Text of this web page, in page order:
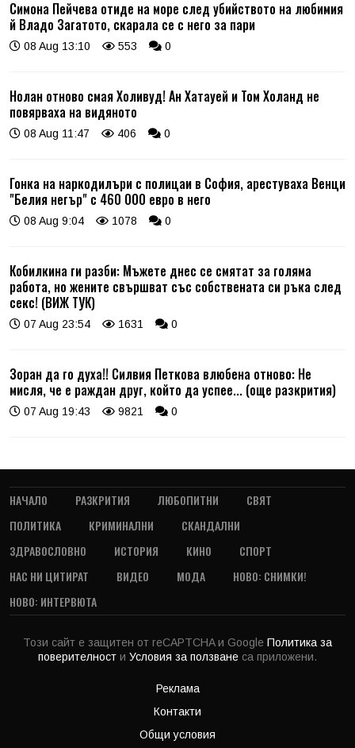
Симона Пейчева отиде на море след убийството на любимия
й Владо Загатото, скарала се с него за пари
08 Aug 13:10 553 0
Нолан отново смая Холивуд! Ан Хатауей и Том Холанд не
повярваха на видяното
08 Aug 11:47 406 0
Гонка на наркодилъри с полицаи в София, арестуваха Венци
"Белия негър" с 460 000 евро в него
08 Aug 9:04 1078 0
Кобилкина ги разби: Мъжете днес се смятат за голяма
работа, но жените свършват със собствената си ръка след
секс! (ВИЖ ТУК)
07 Aug 23:54 1631 0
Зоран да го духа!! Силвия Петкова влюбена отново: Не
мисля, че е раждан друг, който да успее... (още разкрития)
07 Aug 19:43 9821 0
НАЧАЛО РАЗКРИТИЯ ЛЮБОПИТНИ
СВЯТ
ПОЛИТИКА
КРИМИНАЛНИ
СКАНДАЛНИ
ЗДРАВОСЛОВНО
ИСТОРИЯ КИНО
СПОРТ
НАС НИ ЦИТИРАТ
ВИДЕО МОДА
НОВО: СНИМКИ!
НОВО: ИНТЕРВЮТА
Този сайт е защитен от reCAPTCHA и Google Политика за
поверителност и Условия за ползване са приложени.
Реклама
Контакти
Общи условия